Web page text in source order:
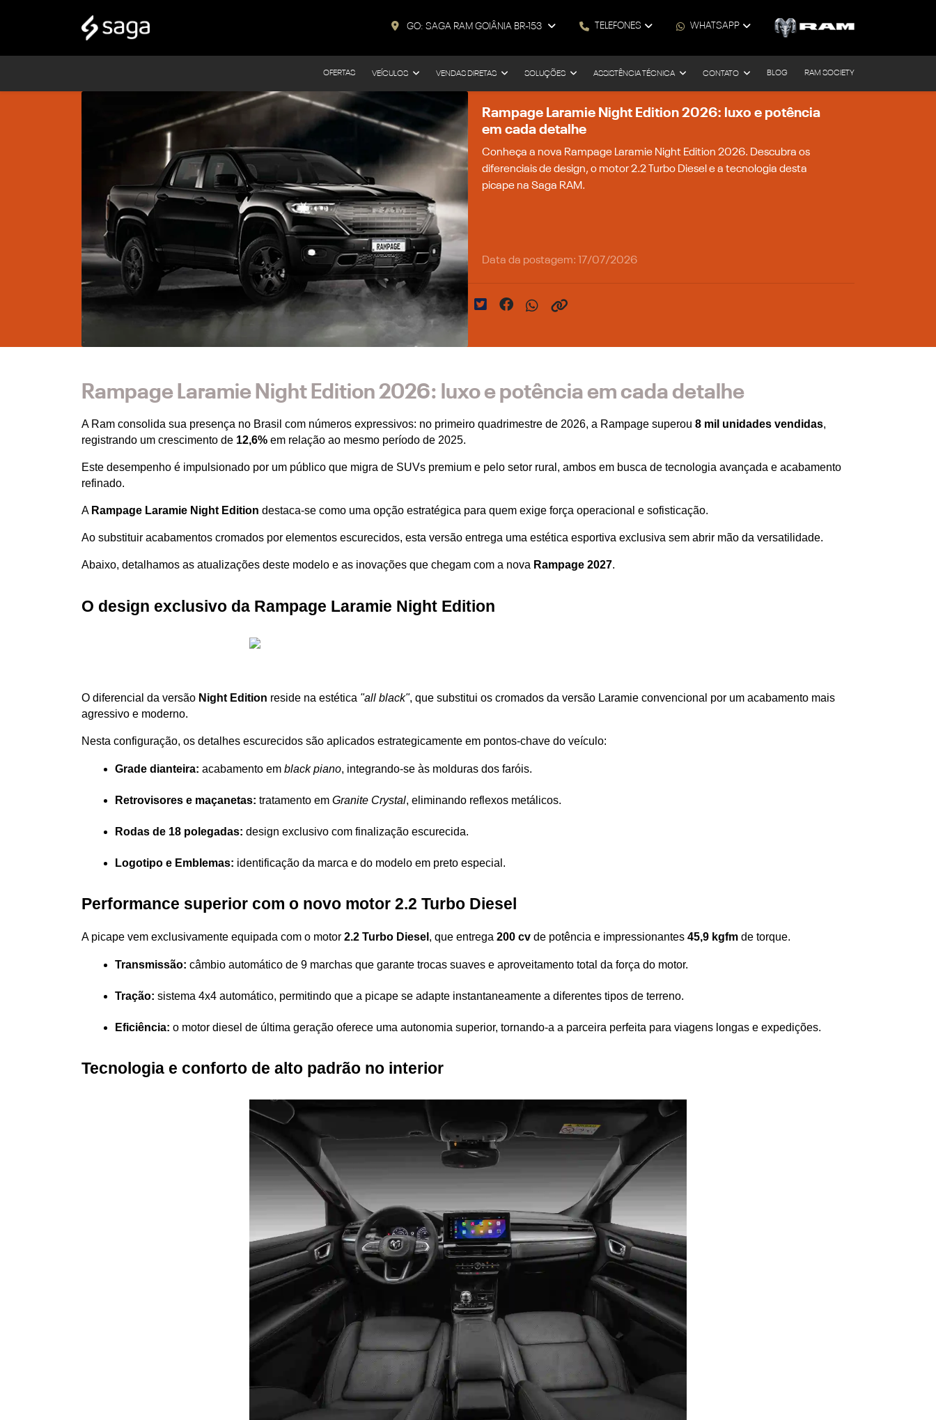
GO: SAGA RAM GOIÂNIA BR-153 TELEFONES WHATSAPP
OFERTAS VEÍCULOS VENDAS DIRETAS SOLUÇÕES ASSISTÊNCIA TÉCNICA CONTATO BLOG RAM SOCIETY
Rampage Laramie Night Edition 2026: luxo e potência
em cada detalhe
Conheça a nova Rampage Laramie Night Edition 2026. Descubra os
diferenciais de design, o motor 2.2 Turbo Diesel e a tecnologia desta
picape na Saga RAM.
Data da postagem: 17/07/2026
Rampage Laramie Night Edition 2026: luxo e potência em cada detalhe
A Ram consolida sua presença no Brasil com números expressivos: no primeiro quadrimestre de 2026, a Rampage superou 8 mil unidades vendidas,
registrando um crescimento de 12,6% em relação ao mesmo período de 2025.
Este desempenho é impulsionado por um público que migra de SUVs premium e pelo setor rural, ambos em busca de tecnologia avançada e acabamento
refinado.
A Rampage Laramie Night Edition destaca-se como uma opção estratégica para quem exige força operacional e sofisticação.
Ao substituir acabamentos cromados por elementos escurecidos, esta versão entrega uma estética esportiva exclusiva sem abrir mão da versatilidade.
Abaixo, detalhamos as atualizações deste modelo e as inovações que chegam com a nova Rampage 2027.
O design exclusivo da Rampage Laramie Night Edition
O diferencial da versão Night Edition reside na estética "all black", que substitui os cromados da versão Laramie convencional por um acabamento mais
agressivo e moderno.
Nesta configuração, os detalhes escurecidos são aplicados estrategicamente em pontos-chave do veículo:
Grade dianteira: acabamento em black piano, integrando-se às molduras dos faróis.
Retrovisores e maçanetas: tratamento em Granite Crystal, eliminando reflexos metálicos.
Rodas de 18 polegadas: design exclusivo com finalização escurecida.
Logotipo e Emblemas: identificação da marca e do modelo em preto especial.
Performance superior com o novo motor 2.2 Turbo Diesel
A picape vem exclusivamente equipada com o motor 2.2 Turbo Diesel , que entrega 200 cv de potência e impressionantes 45,9 kgfm de torque.
Transmissão: câmbio automático de 9 marchas que garante trocas suaves e aproveitamento total da força do motor.
Tração: sistema 4x4 automático, permitindo que a picape se adapte instantaneamente a diferentes tipos de terreno.
Eficiência: o motor diesel de última geração oferece uma autonomia superior, tornando-a a parceira perfeita para viagens longas e expedições.
Tecnologia e conforto de alto padrão no interior